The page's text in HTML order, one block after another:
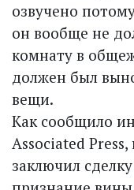
озвучено
он вообще не
комнату в
должен был
вещи.
Как сообщило
Associated
заключил